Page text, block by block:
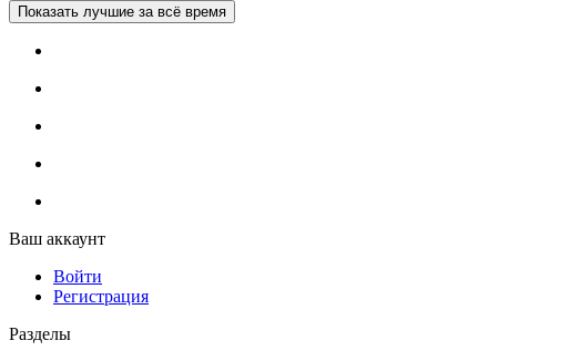
Показать лучшие за всё время
Ваш аккаунт
Войти
Регистрация
Разделы